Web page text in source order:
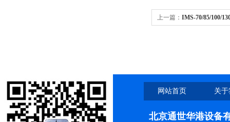
上一篇： IMS-70/85/100/
网站首页 关
北京通世华港设备